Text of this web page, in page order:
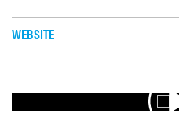
WEBSITE